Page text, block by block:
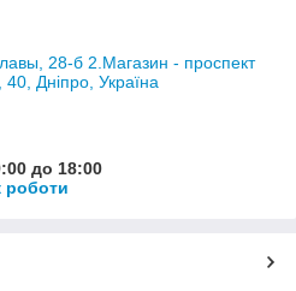
28-б 2.Магазин - проспект
Дніпро, Україна
до 18:00
роботи